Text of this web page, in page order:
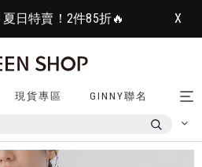
夏日特賣！2件85折🔥 X
現貨專區 GINNY聯名